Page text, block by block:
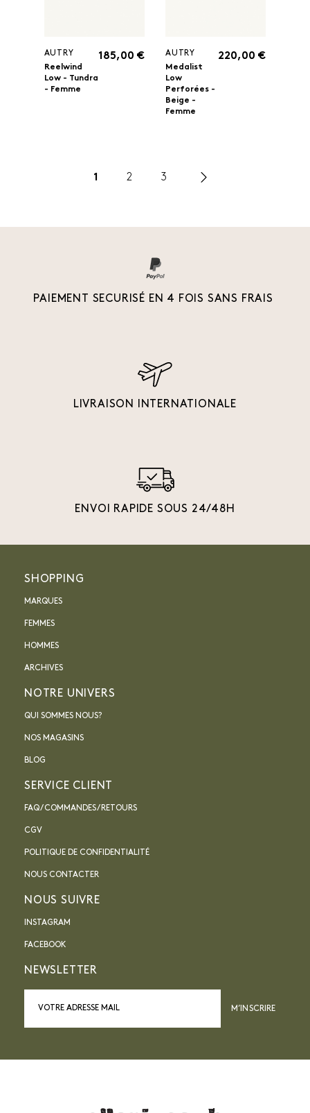
AUTRY
Reelwind
Low - Tundra
- Femme
185,00 €
AUTRY
Medalist
Low
Perforées -
Beige -
Femme
220,00 €
1 2 3
PAIEMENT SECURISÉ EN 4 FOIS SANS FRAIS
LIVRAISON INTERNATIONALE
ENVOI RAPIDE SOUS 24/48H
SHOPPING
MARQUES
FEMMES
HOMMES
ARCHIVES
NOTRE UNIVERS
QUI SOMMES NOUS?
NOS MAGASINS
BLOG
SERVICE CLIENT
FAQ / COMMANDES / RETOURS
CGV
POLITIQUE DE CONFIDENTIALITÉ
NOUS CONTACTER
NOUS SUIVRE
INSTAGRAM
FACEBOOK
NEWSLETTER
M’INSCRIRE